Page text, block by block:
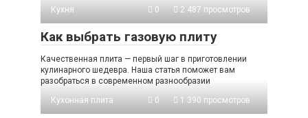
Кухня
0 2 487 просмотров
Как выбрать газовую плиту
Качественная плита — первый шаг в приготовлении
кулинарного шедевра. Наша статья поможет вам
разобраться в современном разнообразии
Кухонная плита
0 1 390 просмотров